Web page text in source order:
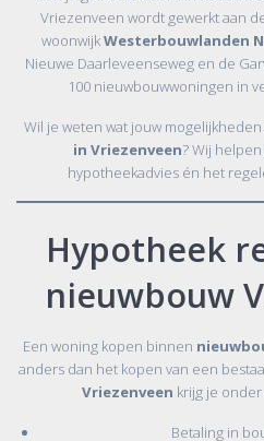
Vriezenveen wordt gewerkt aan
woonwijkWesterbouwlanden
Nieuwe Daarleveenseweg en de
100 nieuwbouwwoningen in
Wil je weten wat jouw
in Vriezenveen? Wij
hypotheekadvies én het
Hypotheek
nieuwbouw
Een woning kopen binnen
anders dan het kopen van een
Vriezenveen krijg je
Betaling in